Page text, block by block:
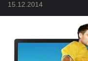
15.12.2014